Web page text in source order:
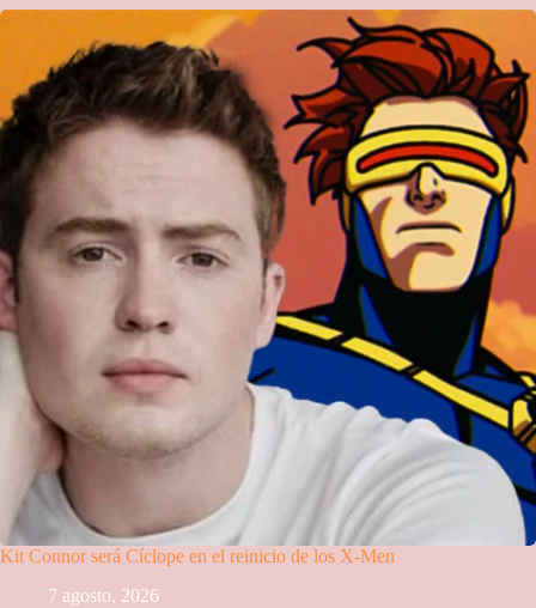
Kit Connor será Cíclope en el reinicio de los X-Men
7 agosto, 2026